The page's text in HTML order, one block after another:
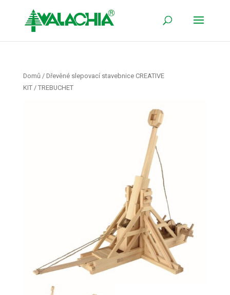
Domů/ Dřevěné slepovací stavebnice CREATIVE
KIT/ TREBUCHET